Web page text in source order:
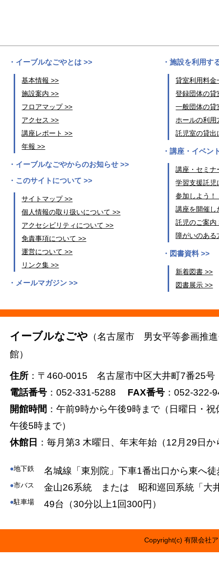
イーブルなごやとは >>
基本情報 >>
施設案内 >>
フロアマップ >>
アクセス >>
講座レポート >>
年報 >>
イーブルなごやからのお知らせ >>
このサイトについて >>
サイトマップ >>
個人情報の取り扱いについて >>
アクセシビリティについて >>
免責事項について >>
運営について >>
リンク集 >>
メールマガジン >>
施設を利用す
貸室利用料金
登録団体の貸
一般団体の貸
ホールの利用
託児室の貸出
講座・イベン
講座・セミナ
学習支援託児
参加しよう！
講座を開催し
託児のご案内
障がいのある
図書資料 >>
新着図書 >>
図書展示 >>
イーブルなごや （名古屋市 男女平等参画推
館）
住所 ：〒460-0015 名古屋市中区大井町7番25号
電話番号 ：052-331-5288 FAX番号 ：052-322-
開館時間 ：午前9時から午後9時まで（日曜日・
午後5時まで）
休館日 ：毎月第3 木曜日、年末年始（12月29日
●地下鉄 名城線「東別院」下車1番出口から東へ徒
●市バス 金山26系統 または 昭和巡回系統「大
●駐車場 49台（30分以上1回300円）
Copyright(c) 有限会社